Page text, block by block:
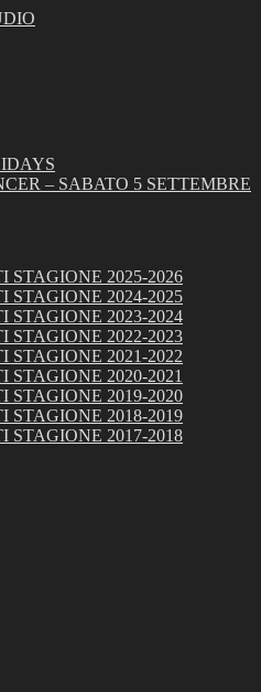
– SABATO 5 SETTEMBRE
2025-2026
2024-2025
2023-2024
2022-2023
2021-2022
2020-2021
2019-2020
2018-2019
2017-2018